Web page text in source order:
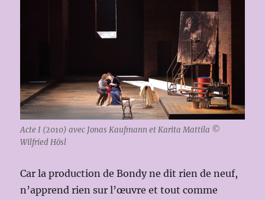
Acte I (2010) avec Jonas Kaufmann et Karita Mattila ©
Wilfried Hösl
Car la production de Bondy ne dit rien de neuf,
n’apprend rien sur l’œuvre et tout comme